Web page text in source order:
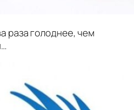
раза голоднее, чем